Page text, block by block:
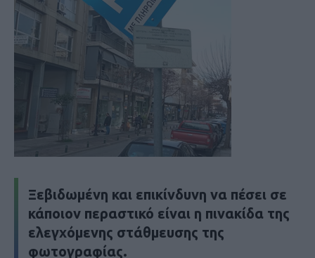
Ξεβιδωμένη και επικίνδυνη να πέσει σε
κάποιον περαστικό είναι η πινακίδα της
ελεγχόμενης στάθμευσης της
φωτογραφίας.